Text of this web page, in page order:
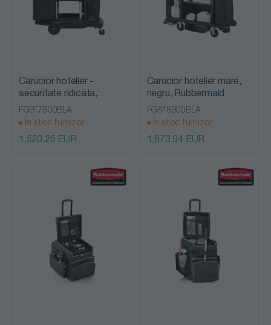
Carucior hotelier -
securitate ridicata,
negru, Rubbermaid
FG9T7800BLA
În stoc furnizor
1,520.25 EUR
Carucior hotelier mare,
negru, Rubbermaid
FG618900BLA
În stoc furnizor
1,673.94 EUR